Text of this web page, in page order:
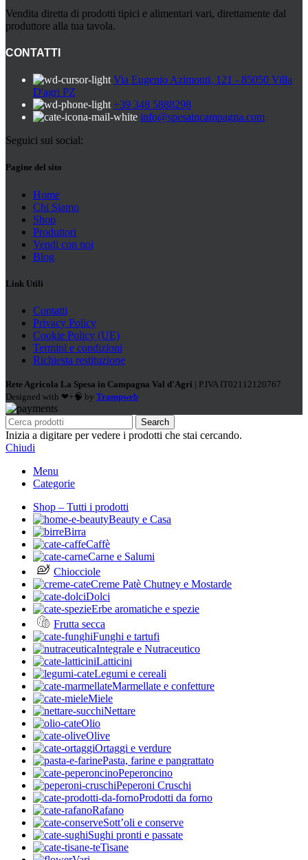
Vendita diretta di prodotti tipici e alimentari vari, direttamente dal
produttore alla tua tavola.
CONTATTI
Via Eugenio Azimonti, 121 - 85050 Villa
D'agri PZ
+39 348 5888298
info@spesaincampagna.com
Seguici sui social:
Pagine del sito
Home
Chi Siamo
Shop
Produttori
Vendi con noi
Blog
Link Utili
Contatti
Privacy Policy
Cookie Policy (UE)
Termini e condizioni
Richiesta restituzione
Rete Agricola La Spesa in Campagna Val d'Agri | P.IVA IT02112120767
Designed with ❤+🧠 by Trampweb
Search
Inizia a digitare per vedere i prodotti che stai cercando.
Chiudi
Menu
Categorie
Shop – Tutti i prodotti
Beauty e Casa
Birra
Caffè
Carne e Salumi
Chiocciole
Creme Patè Chutney e Mostarde
Dolci
Erbe aromatiche e spezie
Frutta secca
Funghi e tartufi
Integrale e Nutraceutico
Latticini
Legumi e cereali
Marmellate e confetture
Miele
Nettare
Olio
Olive
Ortaggi e verdure
Pasta, farine e pangrattato
Peperoncino
Peperoni Cruschi
Prodotti da forno
Rafano
Sott’oli e conserve
Sughi pronti e passate
Tisane